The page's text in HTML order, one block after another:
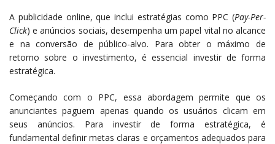
A publicidade online, que inclui estratégias como PPC (Pay-Per-
Click) e anúncios sociais, desempenha um papel vital no alcance
e na conversão de público-alvo. Para obter o máximo de
retorno sobre o investimento, é essencial investir de forma
estratégica.
Começando com o PPC, essa abordagem permite que os
anunciantes paguem apenas quando os usuários clicam em
seus anúncios. Para investir de forma estratégica, é
fundamental definir metas claras e orçamentos adequados para